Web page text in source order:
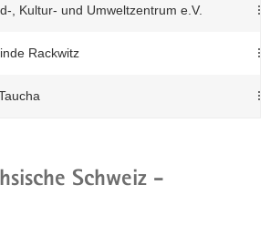
, Kultur- und Umweltzentrum e.V.
Rackwitz
Schweiz -